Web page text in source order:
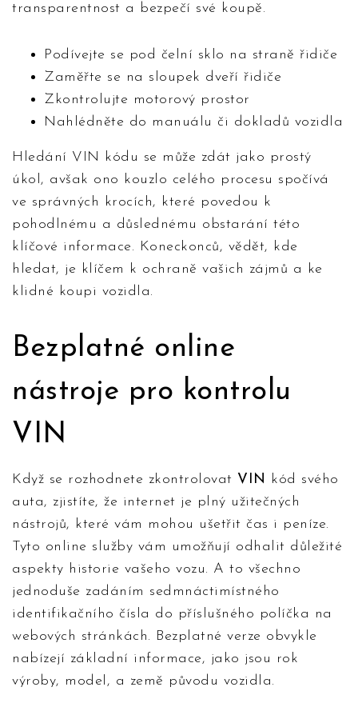
transparentnost a bezpečí své koupě.
Podívejte se pod čelní sklo na straně řidiče
Zaměřte se na sloupek dveří řidiče
Zkontrolujte motorový prostor
Nahlédněte do manuálu či dokladů vozidla
Hledání VIN kódu se může zdát jako prostý
úkol, avšak ono kouzlo celého procesu spočívá
ve správných krocích, které povedou k
pohodlnému a důslednému obstarání této
klíčové informace. Koneckonců, vědět, kde
hledat, je klíčem k ochraně vašich zájmů a ke
klidné koupi vozidla.
Bezplatné online
nástroje pro kontrolu
VIN
Když se rozhodnete zkontrolovat VIN kód svého
auta, zjistíte, že internet je plný užitečných
nástrojů, které vám mohou ušetřit čas i peníze.
Tyto online služby vám umožňují odhalit důležité
aspekty historie vašeho vozu. A to všechno
jednoduše zadáním sedmnáctimístného
identifikačního čísla do příslušného políčka na
webových stránkách. Bezplatné verze obvykle
nabízejí základní informace, jako jsou rok
výroby, model, a země původu vozidla.